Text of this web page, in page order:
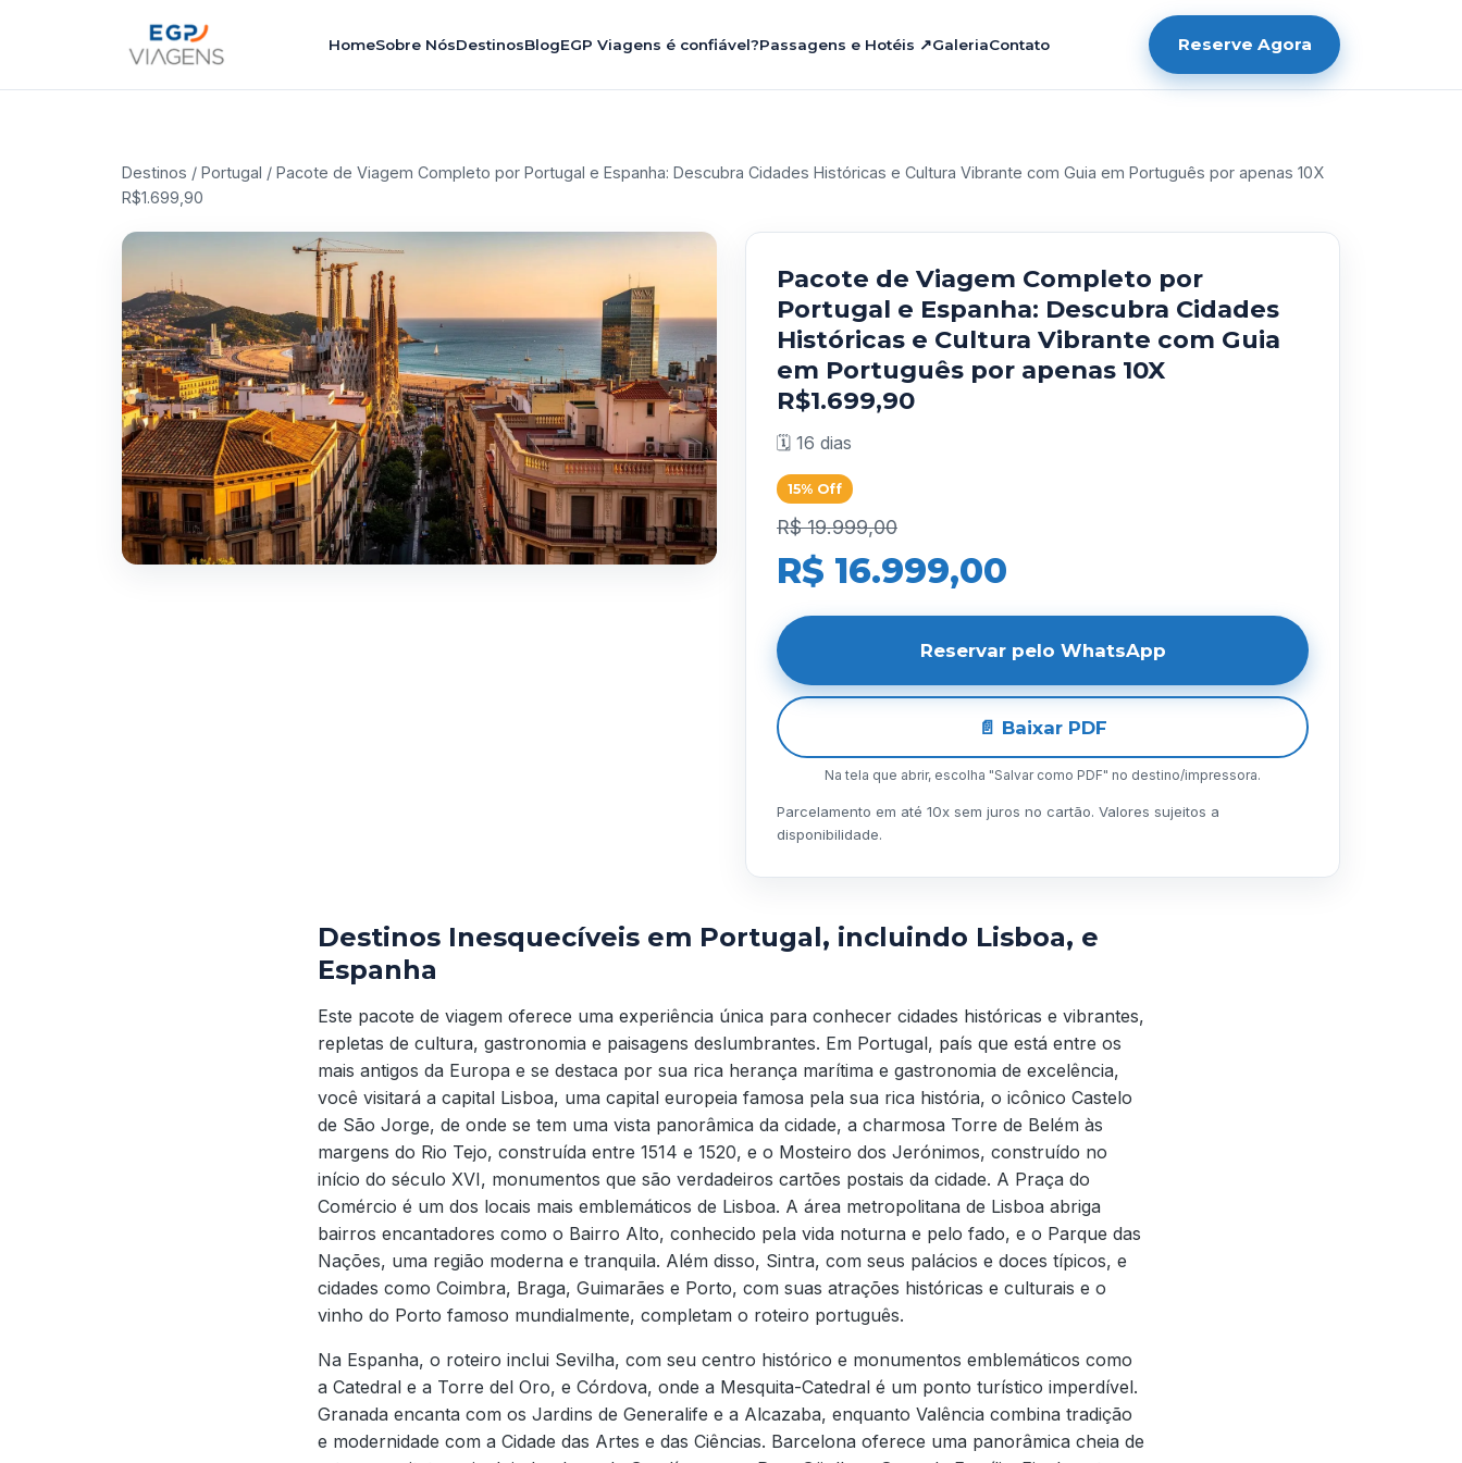
HomeSobre NósDestinosBlogEGP Viagens é confiável?Passagens e Hotéis ↗GaleriaContato Reserve Agora
Destinos / Portugal / Pacote de Viagem Completo por Portugal e Espanha: Descubra Cidades Históricas e Cultura Vibrante com Guia em Português por apenas 10X
R$1.699,90
Pacote de Viagem Completo por
Portugal e Espanha: Descubra Cidades
Históricas e Cultura Vibrante com Guia
em Português por apenas 10X
R$1.699,90
🗓️ 16 dias
15% Off
R$ 19.999,00
R$ 16.999,00
Reservar pelo WhatsApp
📄 Baixar PDF
Na tela que abrir, escolha "Salvar como PDF" no destino/impressora.
Parcelamento em até 10x sem juros no cartão. Valores sujeitos a
disponibilidade.
Destinos Inesquecíveis em Portugal, incluindo Lisboa, e
Espanha
Este pacote de viagem oferece uma experiência única para conhecer cidades históricas e vibrantes,
repletas de cultura, gastronomia e paisagens deslumbrantes. Em Portugal, país que está entre os
mais antigos da Europa e se destaca por sua rica herança marítima e gastronomia de excelência,
você visitará a capital Lisboa, uma capital europeia famosa pela sua rica história, o icônico Castelo
de São Jorge, de onde se tem uma vista panorâmica da cidade, a charmosa Torre de Belém às
margens do Rio Tejo, construída entre 1514 e 1520, e o Mosteiro dos Jerónimos, construído no
início do século XVI, monumentos que são verdadeiros cartões postais da cidade. A Praça do
Comércio é um dos locais mais emblemáticos de Lisboa. A área metropolitana de Lisboa abriga
bairros encantadores como o Bairro Alto, conhecido pela vida noturna e pelo fado, e o Parque das
Nações, uma região moderna e tranquila. Além disso, Sintra, com seus palácios e doces típicos, e
cidades como Coimbra, Braga, Guimarães e Porto, com suas atrações históricas e culturais e o
vinho do Porto famoso mundialmente, completam o roteiro português.
Na Espanha, o roteiro inclui Sevilha, com seu centro histórico e monumentos emblemáticos como
a Catedral e a Torre del Oro, e Córdova, onde a Mesquita-Catedral é um ponto turístico imperdível.
Granada encanta com os Jardins de Generalife e a Alcazaba, enquanto Valência combina tradição
e modernidade com a Cidade das Artes e das Ciências. Barcelona oferece uma panorâmica cheia de